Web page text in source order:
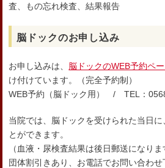
査、もの忘れ検査、結果報告
脳ドックのお申し込み
お申し込みは、 脳ドックのWEB予約ペ
け付けています。（完全予約制）
WEB予約（脳ドック用） / TEL：
当院では、脳ドックを受けられた当日
とができます。
（血液・尿検査結果は後日郵送になりま
団体割引きあり、お電話でお問い合わせ